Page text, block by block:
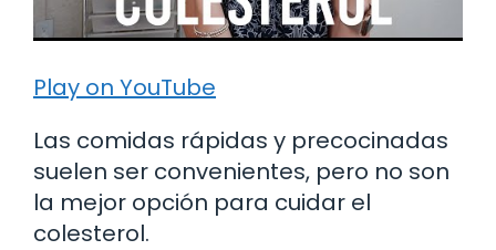
Play on YouTube
Las comidas rápidas y precocinadas
suelen ser convenientes, pero no son
la mejor opción para cuidar el
colesterol.